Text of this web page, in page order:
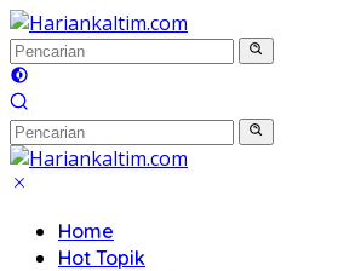
Langsung
ke
konten
Home
Hot Topik